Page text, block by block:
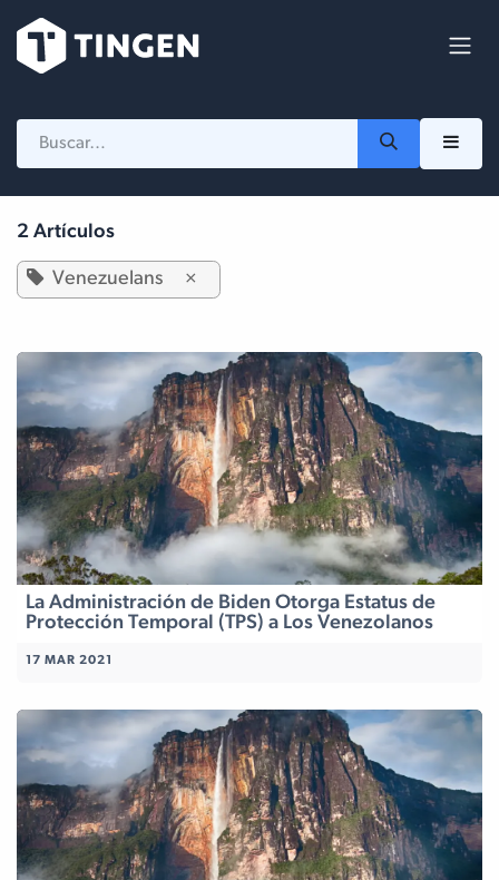
2 Artículos
Venezuelans ×
La Administración de Biden Otorga Estatus de
Protección Temporal (TPS) a Los Venezolanos
17 MAR 2021